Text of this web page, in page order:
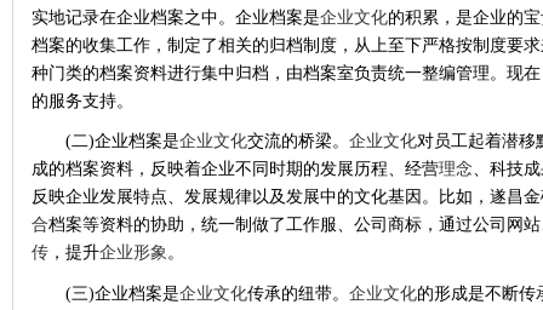
实地记录在企业档案之中。企业档案是企业文化的积累，是企业的
档案的收集工作，制定了相关的归档制度，从上至下严格按制度要
种门类的档案资料进行集中归档，由档案室负责统一整编管理。现
的服务支持。
(二)企业档案是企业文化交流的桥梁。 企业文化对员工起着潜移
成的档案资料，反映着企业不同时期的发展历程、经营理念、科技
反映企业发展特点、发展规律以及发展中的文化基因。比如，遂昌
合档案等资料的协助，统一制做了工作服、公司商标，通过公司网
传 ，提升企业形象。
(三)企业档案是企业文化传承的纽带。 企业文化的形成是不断传